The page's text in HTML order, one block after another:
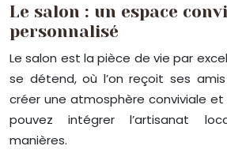
Le salon : un espace
personnalisé
Le salon est la pièce de vie par
se détend, où l’on reçoit ses
créer une atmosphère conviviale et
pouvez intégrer l’artisanat
manières.